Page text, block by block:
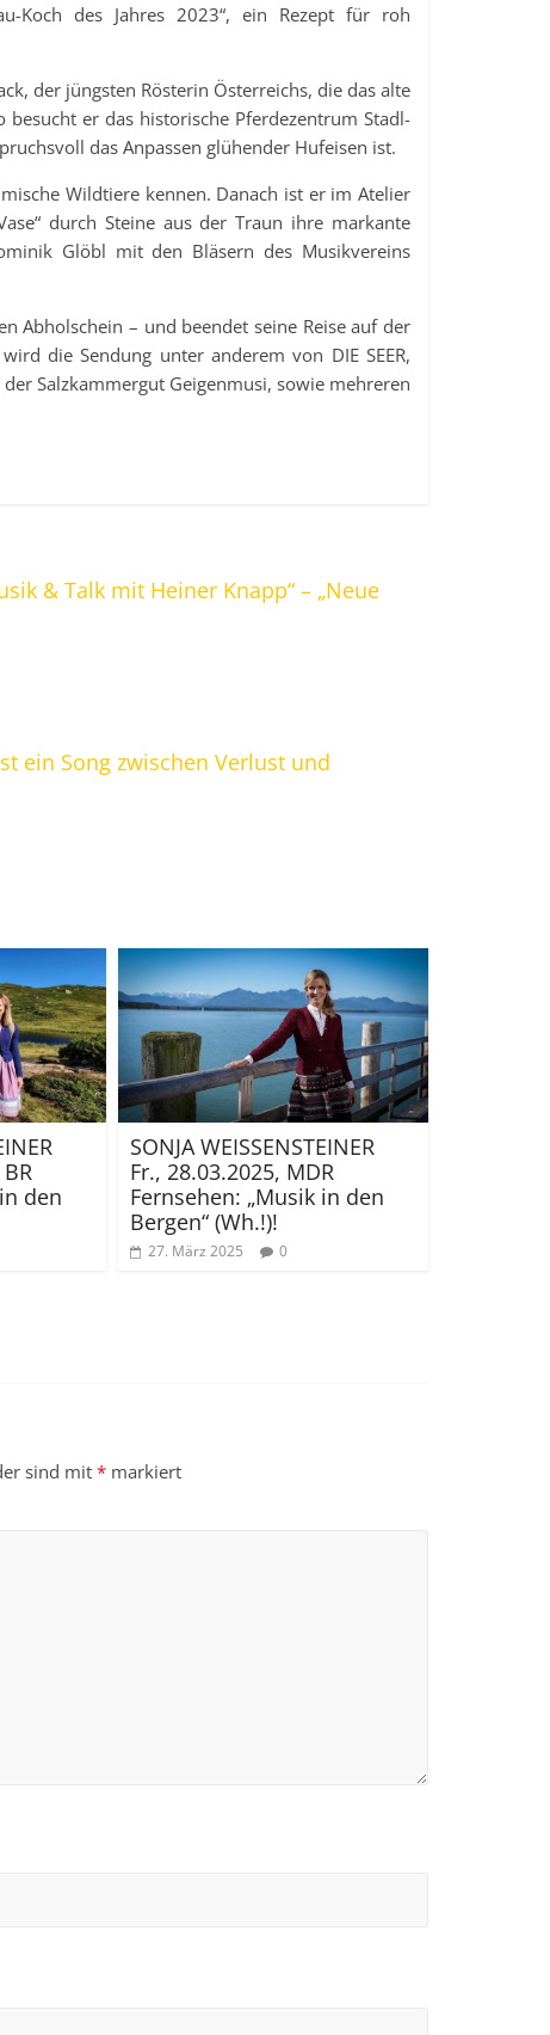
Koch des Jahres 2023“, ein Rezept für roh
der jüngsten Rösterin Österreichs, die das alte
er das historische Pferdezentrum Stadl-
das Anpassen glühender Hufeisen ist.
Wildtiere kennen. Danach ist er im Atelier
durch Steine aus der Traun ihre markante
Glöbl mit den Bläsern des Musikvereins
Abholschein – und beendet seine Reise auf der
die Sendung unter anderem von DIE SEER,
Salzkammergut Geigenmusi, sowie mehreren
& Talk mit Heiner Knapp“ – „Neue
ein Song zwischen Verlust und
den
SONJA WEISSENSTEINER
Fr., 28.03.2025, MDR
Fernsehen: „Musik in den
Bergen“ (Wh.!)!
27. März 2025 0
sind mit * markiert